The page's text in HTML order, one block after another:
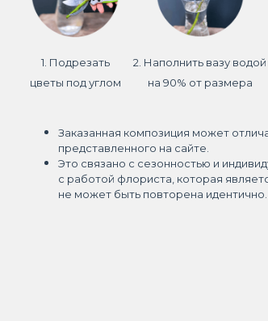
1. Подрезать
цветы под углом
2. Наполнить вазу водой
на 90% от размера
Заказанная композиция может
представленного на сайте.
Это связано с сезонностью и
с работой флориста, которая
не может быть повторена идентично.